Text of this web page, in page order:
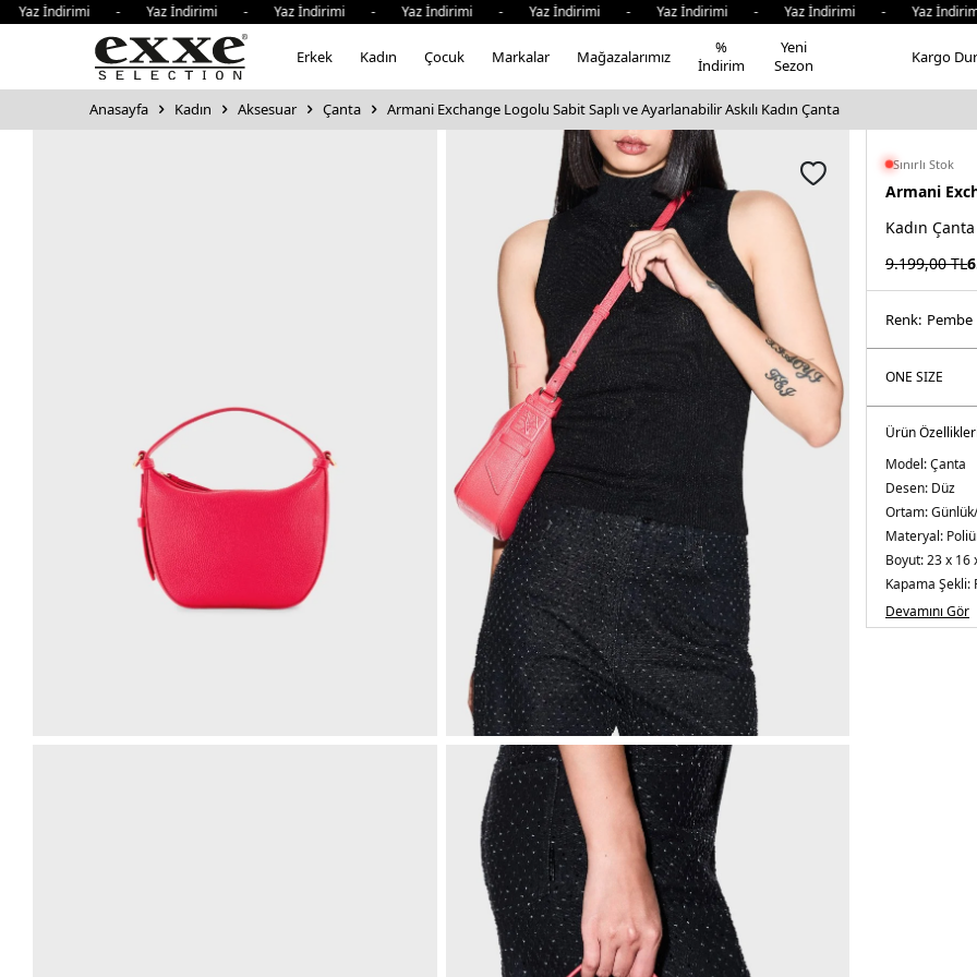
İndirimi - Yaz İndirimi - Yaz İndirimi - Yaz İndirimi - Yaz İndirimi - Yaz İndirimi - Yaz İndirimi - Yaz
Erkek Kadın Çocuk Markalar Mağazalarımız
%
İndirim
Yeni
Sezon
Kargo
Anasayfa Kadın Aksesuar Çanta Armani Exchange Logolu Sabit Saplı ve Ayarlanabilir Askılı Kadın Çanta
Sınırlı Stok
Armani
Kadın Çanta
9.199,00TL
Renk: pembe
Ürün Özellikleri
Model:Çanta
Desen: Düz
Ortam:
Materyal:
Boyut:23 x 16
Kapama Şekli:
Astar Durumu:
Yaş Grubu:
Devamını Gör